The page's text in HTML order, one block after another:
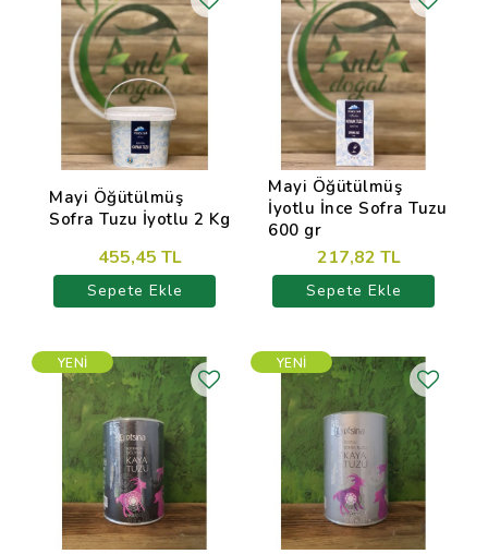
Mayi Öğütülmüş
Sofra Tuzu İyotlu 2 Kg
455,45 TL
Sepete Ekle
Mayi Öğütülmüş
İyotlu İnce Sofra Tuzu
600 gr
217,82 TL
Sepete Ekle
YENI YENI